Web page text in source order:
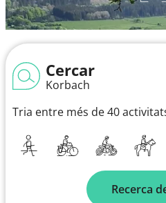
Cercar
Korbach
Tria entre més de 40
Recerca